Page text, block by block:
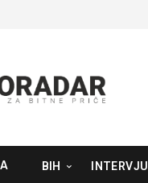
BIH INTERVJU